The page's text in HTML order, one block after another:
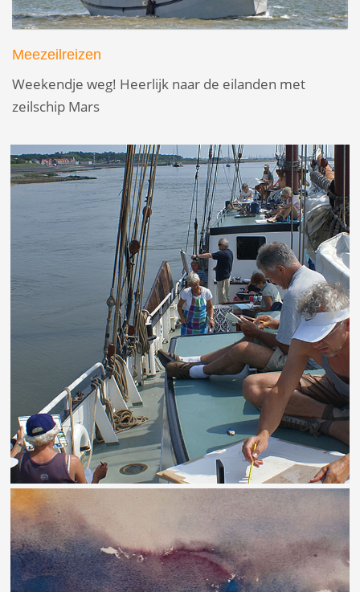
Meezeilreizen
Weekendje weg! Heerlijk naar de eilanden met
zeilschip Mars